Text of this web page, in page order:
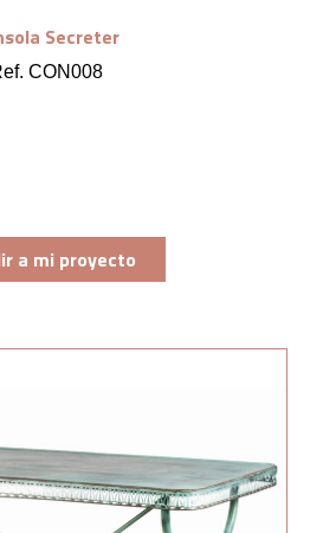
Secreter
CON008
a mi proyecto